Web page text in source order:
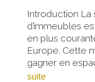
Introduction La
d’immeubles
en plus
Europe. Cette
gagner en
suite